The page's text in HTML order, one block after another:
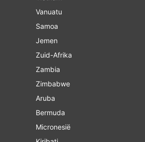
Vanuatu
Samoa
Jemen
Zuid-Afrika
Zambia
Zimbabwe
Aruba
Bermuda
Micronesië